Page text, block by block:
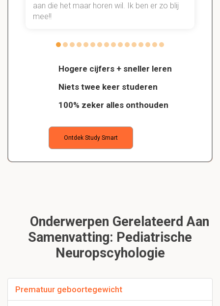
Hogere cijfers + sneller leren
Niets twee keer studeren
100% zeker alles onthouden
Ontdek Study Smart
aan die het maar horen wil. Ik ben er zo blij
mee!!
Onderwerpen Gerelateerd Aan
Samenvatting: Pediatrische
Neuropscyhologie
Prematuur geboortegewicht